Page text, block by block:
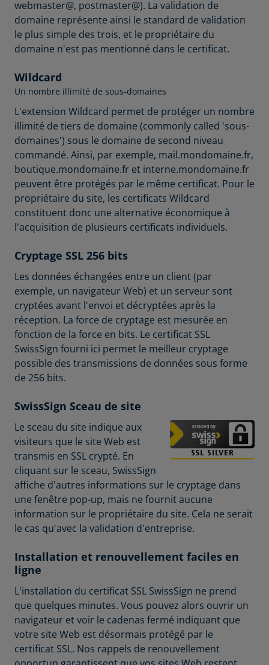
webmaster@, postmaster@). La validation de
domaine représente ainsi le standard de validation
le plus simple des trois, et le propriétaire du
domaine n'est pas mentionné dans le certificat.
Wildcard
Un nombre illimité de sous-domaines
L'extension Wildcard permet de protéger un nombre
illimité de tiers de domaine (commonly called 'sous-
domaines') sous le domaine de second niveau
commandé. Ainsi, par exemple, mail.mondomaine.fr,
boutique.mondomaine.fr et interne.mondomaine.fr
peuvent être protégés par le même certificat. Pour le
propriétaire du site, les certificats Wildcard
constituent donc une alternative économique à
l'acquisition de plusieurs certificats individuels.
Cryptage SSL 256 bits
Les données échangées entre un client (par
exemple, un navigateur Web) et un serveur sont
cryptées avant l'envoi et décryptées après la
réception. La force de cryptage est mesurée en
fonction de la force en bits. Le certificat SSL
SwissSign fourni ici permet le meilleur cryptage
possible des transmissions de données sous forme
de 256 bits.
SwissSign Sceau de site
Le sceau du site indique aux
visiteurs que le site Web est
transmis en SSL crypté. En
cliquant sur le sceau, SwissSign
affiche d'autres informations sur le cryptage dans
une fenêtre pop-up, mais ne fournit aucune
information sur le propriétaire du site. Cela ne serait
le cas qu'avec la validation d'entreprise.
Installation et renouvellement faciles en
ligne
L'installation du certificat SSL SwissSign ne prend
que quelques minutes. Vous pouvez alors ouvrir un
navigateur et voir le cadenas fermé indiquant que
votre site Web est désormais protégé par le
certificat SSL. Nos rappels de renouvellement